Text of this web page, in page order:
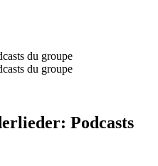
du groupe
du groupe
Podcasts